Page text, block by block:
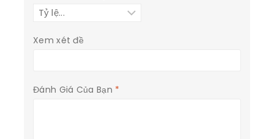
Xem xét đề
Đánh Giá Của Bạn *